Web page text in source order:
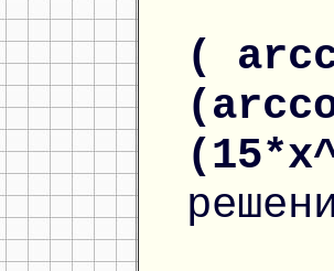
(